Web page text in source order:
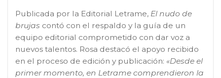
Publicada por la Editorial Letrame, El nudo de
brujas contó con el respaldo y la guía de un
equipo editorial comprometido con dar voz a
nuevos talentos. Rosa destacó el apoyo recibido
en el proceso de edición y publicación: «Desde el
primer momento, en Letrame comprendieron la